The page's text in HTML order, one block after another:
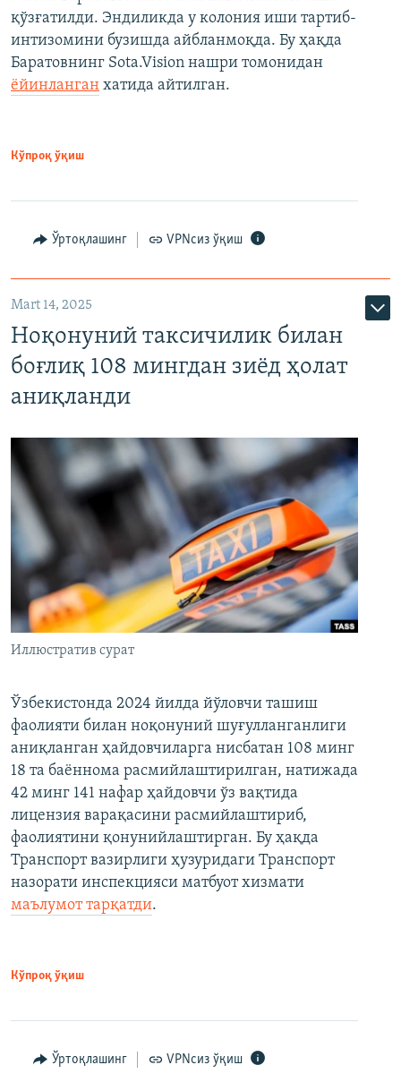
қўзғатилди. Эндиликда у колония иши тартиб-
интизомини бузишда айбланмоқда. Бу ҳақда
Баратовнинг Sota.Vision нашри томонидан
ёйинланган хатида айтилган.
Кўпроқ ўқиш
Ўртоқлашинг VPNсиз ўқиш
Mart 14, 2025
Ноқонуний таксичилик билан
боғлиқ 108 мингдан зиёд ҳолат
аниқланди
Иллюстратив сурат
Ўзбекистонда 2024 йилда йўловчи ташиш
фаолияти билан ноқонуний шуғулланганлиги
аниқланган ҳайдовчиларга нисбатан 108 минг
18 та баённома расмийлаштирилган, натижада
42 минг 141 нафар ҳайдовчи ўз вақтида
лицензия варақасини расмийлаштириб,
фаолиятини қонунийлаштирган. Бу ҳақда
Транспорт вазирлиги ҳузуридаги Транспорт
назорати инспекцияси матбуот хизмати
маълумот тарқатди.
Кўпроқ ўқиш
Ўртоқлашинг VPNсиз ўқиш